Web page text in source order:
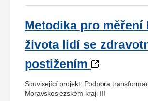
Metodika pro měření
života lidí se
postižením
Související projekt: Podpora
Moravskoslezském kraji III